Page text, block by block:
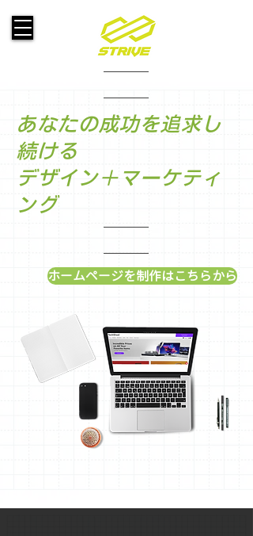
あなたの成功を追求し
続ける
デザイン＋マーケティ
ング
ホームページを制作はこちらから